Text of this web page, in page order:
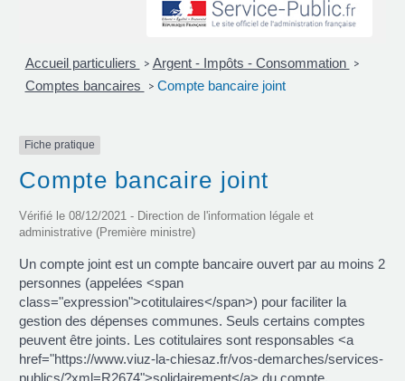
Accueil particuliers > Argent - Impôts - Consommation >
Comptes bancaires > Compte bancaire joint
Fiche pratique
Compte bancaire joint
Vérifié le 08/12/2021 - Direction de l'information légale et
administrative (Première ministre)
Un compte joint est un compte bancaire ouvert par au moins 2
personnes (appelées <span
class="expression">cotitulaires</span>) pour faciliter la
gestion des dépenses communes. Seuls certains comptes
peuvent être joints. Les cotitulaires sont responsables <a
href="https://www.viuz-la-chiesaz.fr/vos-demarches/services-
publics/?xml=R2674">solidairement</a> du compte.